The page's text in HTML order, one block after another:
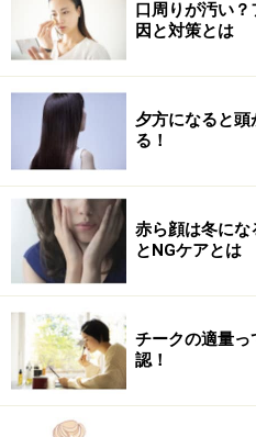
口周りが汚い
因と対策とは
夕方になると
る！
赤ら顔は冬に
とNGケアとは
チークの適量
認！